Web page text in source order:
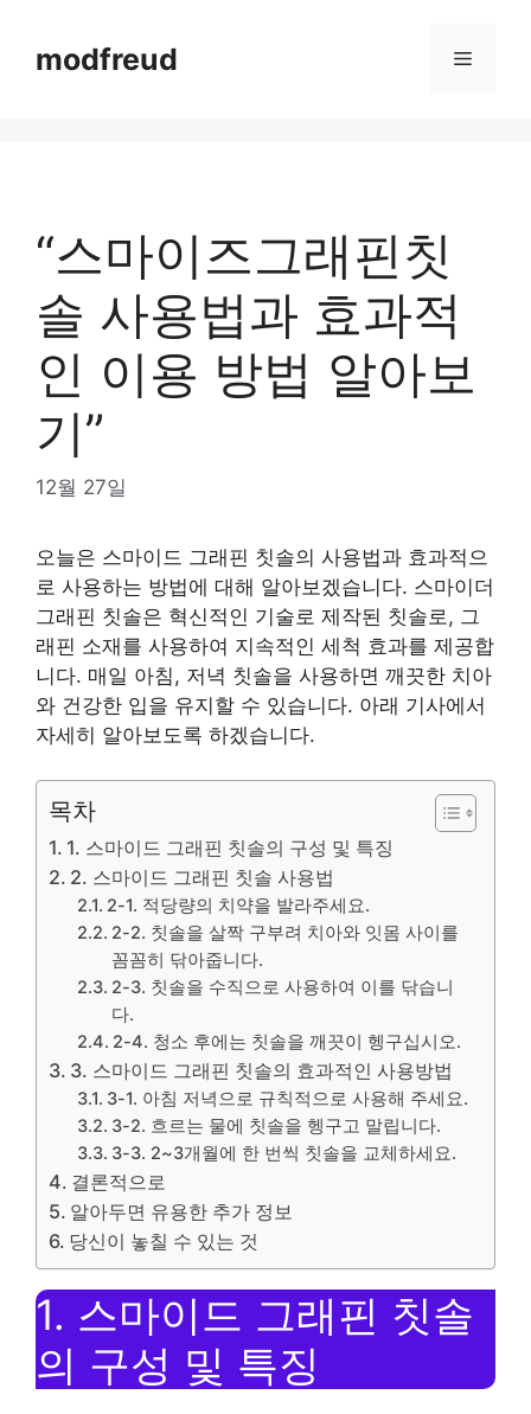
contentmodfreud Menu
“스마이즈그래핀칫
솔 사용법과 효과적
인 이용 방법 알아보
기”
12월 27일
오늘은 스마이드 그래핀 칫솔의 사용법과 효과적으
로 사용하는 방법에 대해 알아보겠습니다. 스마이더
그래핀 칫솔은 혁신적인 기술로 제작된 칫솔로, 그
래핀 소재를 사용하여 지속적인 세척 효과를 제공합
니다. 매일 아침, 저녁 칫솔을 사용하면 깨끗한 치아
와 건강한 입을 유지할 수 있습니다. 아래 기사에서
자세히 알아보도록 하겠습니다.
목차
1. 스마이드 그래핀 칫솔의 구성 및 특징
2. 스마이드 그래핀 칫솔 사용법
2-1. 적당량의 치약을 발라주세요.
2-2. 칫솔을 살짝 구부려 치아와 잇몸 사이를
꼼꼼히 닦아줍니다.
2-3. 칫솔을 수직으로 사용하여 이를 닦습니
다.
2-4. 청소 후에는 칫솔을 깨끗이 헹구십시오.
3. 스마이드 그래핀 칫솔의 효과적인 사용방법
3-1. 아침 저녁으로 규칙적으로 사용해 주세요.
3-2. 흐르는 물에 칫솔을 헹구고 말립니다.
3-3. 2~3개월에 한 번씩 칫솔을 교체하세요.
결론적으로
알아두면 유용한 추가 정보
당신이 놓칠 수 있는 것
1. 스마이드 그래핀 칫솔
의 구성 및 특징